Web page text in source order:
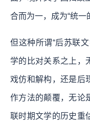
合而为一，成为“统一
但这种所谓“后苏联
学的比对关系之上，
戏仿和解构，还是后
作方法的颠覆，无论
联时期文学的历史重